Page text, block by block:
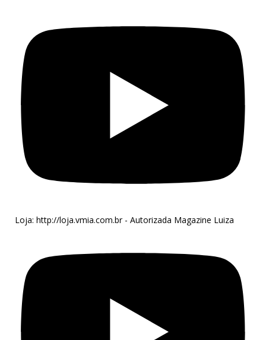
Loja: http://loja.vmia.com.br - Autorizada Magazine Luiza